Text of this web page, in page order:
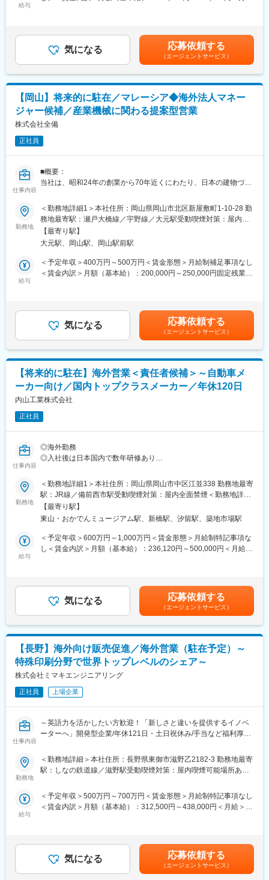
③家賃補助等福利厚生が充実しております
⑤今後需要が増える日系以外への営業を経験することができるの
で、キャリアアップになります
⑥営業だけではなく経理財務的な知識も身に着けることができま
す
日本人：３人
★書類選考通過時には、パーソル海外拠点の現地日本人コンサル
タントがしっかりとサポートいたしますので、安心してご応募く
■ベトナムで働くメリット
すい国です。
日本より物価が低く、安全面でもテロや犯罪に巻き込まれる心配
インドおよび南アジアの国営・民営の発電会社、重電メーカーに
対する既存深耕営業および新規顧客開拓をお任せします。
技術部門と連携した仕様調整や見積書の作成、発電所新設プロジ
【仕入業務】
ジャールカンド州をはじめとした鉱山会社や加工業者に対し、品
質・価格・納期に関する各種交渉を行います。
また、定期的に鉱山を訪問し、品質管理体制や生産状況を確認し
ながら、将来的なリスクも見据えた調達活動を行っていただきま
す。
■出向先について
企業名：NIPPON RIKA GR (INDIA) PVT. LTD.
出向の形態：在籍出向
インド法人 設立2012年
出向先事務所：バンガロール事務所
所在地：3rd floor, No.110, GARUDADRI, Buddha Jyothi
Layout,1st Main Road, Manjunath Nagar, Nagasandra, Bengaluru
■株式会社日本理化インダストリーズについて：
専門メーカーとして高い製品力を誇り、現在も大手重電メーカー
との取引実績を多数もつ優良企業です。また同社の製品の中には
LED照明の中に組み込まれている基板向けに放熱材料として使わ
れるものもあり、LED需要が高まるにつれて業績も好調です。
変更の範囲：会社の定める業務
給与
年度賞与平均）賃金はあくまでも目安の金額であり、選考を通じ
て上下する可能性があります。月給(月額)は固定手当を含めた表記
です。
気になる 応募依頼する
（エージェントサービス）
【岡山】将来的に駐在／マレーシア◆海外法人マネー
ジャー候補／産業機械に関わる提案型営業
株式会社全備
正社員
仕事内容
■概要：
当社は、昭和24年の創業から70年近くにわたり、日本の建物づく
岡山・広島を中心に、近年では西日本全域へと事業エリアを拡大
しさらに東南アジアをはじめとした海外での展開も積極的に推進
中であり、全備グループ全体で150億円に迫る年商を誇ります。
今回は、今後の当社を引っ張ってくれる新たな仲間を迎えたいと
考えております。
■業務概要：
そののち、3年を目途に海外勤務（マレーシア）にチャレンジ頂け
るポジションとなります。
当社は専門商社として東南アジアを中心に海外展開を積極推進し
■業務詳細：
各種大手メーカーの産業用機械・省力化ロボット・FA設備、製
品・加工部品等を取り扱う商社営業です。
産業機械の製造メーカーや商社、サプライヤーに対する上記商材
の提案営業をご担当頂きます。
付き合いのあるお客様へ、ルートセールスとして定期訪問が中心
となります。
近年では技術商社をキーワードに、販売のみでなく専門のチーム
のサポートを元にお客様の要望に応じた設計製作、改造も対応
■業務の特徴：
・当社は、最新商品や人気商品を知っていただけるパンフレット
や展示会を充実させることに注力しているため、無理な売り込み
世間話等の他愛無い会話や趣味の話等のコミュニケーションを通
して信頼関係を築いていくことで、今後の仕事につなげていま
■世間話等の他愛無い会話や趣味の話等のコミュニケーションもで
きる信頼関係をお客様と築いています、お客様や仕入先との良い
つながりを作り、「こんな商品ないかな？」というご相談から、
どんな提案をするかが、私たちの腕の見せ所です。
勤務地
＜勤務地詳細1＞本社住所：岡山県岡山市北区新屋敷町1-10-28 勤
務地最寄駅：瀬戸大橋線／宇野線／大元駅受動喫煙対策：屋内全
面禁煙＜勤務地詳細2＞海外（マレーシア）住所：ZENBI
SDN.BHD. 受動喫煙対策：屋内全面禁煙
【最寄り駅】
大元駅、岡山駅、岡山駅前駅
給与
＜予定年収＞400万円～500万円＜賃金形態＞月給制補足事項なし
＜賃金内訳＞月額（基本給）：200,000円～250,000円固定残業手
＞※予定年収は年齢・経験・能力等を考慮の上、最終決定します。
■昇給：年1回（9月）※定期昇給あり（月3千円～1万円アップ） ■
賞与：年2回（7月、12月）賃金はあくまでも目安の金額であり、
選考を通じて上下する可能性があります。月給(月額)は固定手当を
含めた表記です。
気になる 応募依頼する
（エージェントサービス）
【将来的に駐在】海外営業＜責任者候補＞～自動車メ
ーカー向け／国内トップクラスメーカー／年休120日
内山工業株式会社
正社員
仕事内容
◎海外勤務
◎入社後は日本国内で数年研修あり
力やご経験を活かすことができる環境
■概要：
海外の視点責任候補として、今回は主任以上のスタートポジショ
ンを想定した採用を検討しております。海外赴任については、ま
ず入社から2～3年程度は日本国内の拠点で研修や一連の流れを習
得していただいてから、海外に赴任いただく予定です。
開発技術部門等への営業活動並びに生産部門、開発部門との調整
等を行っていただきます。世界トップレベルの高い技術力を武器
に、世界のお客さまと当社の生産部門とをつなぐ架け橋になって
＜具体的には＞
・顧客へのヒアリング
・見積作成（予算にあわせて材質や形状を決定します）
・受注処理
・生産部門・開発部門との調整
・自社工場での製造の進捗管理
・納品
■入社後の流れ：
日本（岡山県または全国営業拠点（東京・名古屋・大阪・広島）
ただきます。
【主な赴任先】
イ 等
さい。
十分な経験を積んでいただきましたら、海外へと羽ばたいていた
勤務地
＜勤務地詳細1＞本社住所：岡山県岡山市中区江並338 勤務地最寄
駅：JR線／備前西市駅受動喫煙対策：屋内全面禁煙＜勤務地詳細
2＞東京支店住所：東京都港区新橋1-7-11 近鉄銀座中央通りビル
Ⅱ 4F受動喫煙対策：屋内全面禁煙＜勤務地詳細3＞ウチヤマアメ
Col. Valle del 受動喫煙対策：屋内全面禁煙変更の範囲：会社の定
める事業所
【最寄り駅】
東山・おかでんミュージアム駅、新橋駅、汐留駅、築地市場駅
給与
＜予定年収＞600万円～1,000万円＜賃金形態＞月給制特記事項な
し＜賃金内訳＞月額（基本給）：236,120円～500,000円＜月給＞
通じて上下する可能性があります。月給(月額)は固定手当を含めた
表記です。気になる 応募依頼する
（エージェントサービス）
【長野】海外向け販売促進／海外営業（駐在予定）～
特殊印刷分野で世界トップレベルのシェア～
株式会社ミマキエンジニアリング
正社員 上場企業
仕事内容
～英語力を活かしたい方歓迎！「新しさと違いを提供するイノベ
ーターへ」開発型企業/年休121日・土日祝休み/手当など福利厚生
■担当業務：
〈具体的には〉
・3Dプリンターなどの国内外のマーケティング及び販促施策立
作成も行います。海外販売子会社に対して海外カタログの作成や
海外での販売方法の検討などをお任せします。
勤務地
＜勤務地詳細＞本社住所：長野県東御市滋野乙2182-3 勤務地最寄
駅：しなの鉄道線／滋野駅受動喫煙対策：屋内喫煙可能場所あり
給与
＜予定年収＞500万円～700万円＜賃金形態＞月給制特記事項なし
＜賃金内訳＞月額（基本給）：312,500円～438,000円＜月給＞
社員）、800万円（30代、管理職）、900万円（40代、管理職）
賃金はあくまでも目安の金額であり、選考を通じて上下する可能
性があります。月給(月額)は固定手当を含めた表記です。
気になる 応募依頼する
（エージェントサービス）